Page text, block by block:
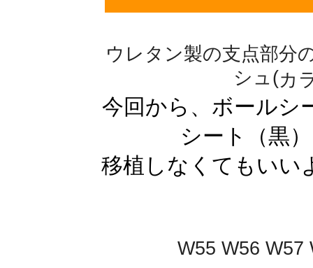
ウレタン製の支点部分
シュ(カ
今回から、ボールシ
シート（黒
移植しなくてもいい
W55 W56 W57